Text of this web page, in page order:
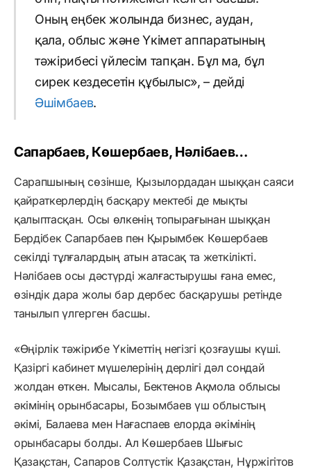
Оның еңбек жолында бизнес, аудан,
қала, облыс және Үкімет аппаратының
тәжірибесі үйлесім тапқан. Бұл ма, бұл
сирек кездесетін құбылыс», – дейді
Әшімбаев.
Сапарбаев, Көшербаев, Нәлібаев…
Сарапшының сөзінше, Қызылордадан шыққан саяси
қайраткерлердің басқару мектебі де мықты
қалыптасқан. Осы өлкенің топырағынан шыққан
Бердібек Сапарбаев пен Қырымбек Көшербаев
секілді тұлғалардың атын атасақ та жеткілікті.
Нәлібаев осы дәстүрді жалғастырушы ғана емес,
өзіндік дара жолы бар дербес басқарушы ретінде
танылып үлгерген басшы.
«Өңірлік тәжірибе Үкіметтің негізгі қозғаушы күші.
Қазіргі кабинет мүшелерінің дерлігі дәл сондай
жолдан өткен. Мысалы, Бектенов Ақмола облысы
әкімінің орынбасары, Бозымбаев үш облыстың
әкімі, Балаева мен Нағаспаев елорда әкімінің
орынбасары болды. Ал Көшербаев Шығыс
Қазақстан, Сапаров Солтүстік Қазақстан, Нұржігітов